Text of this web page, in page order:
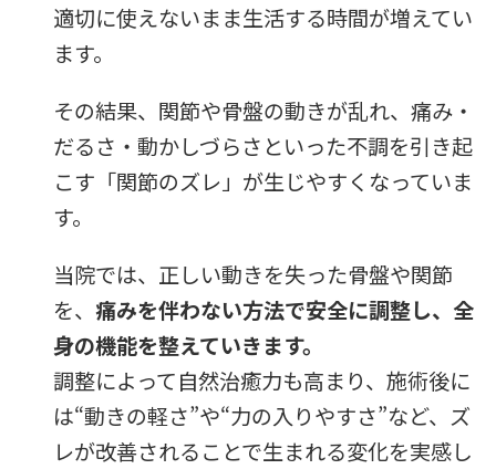
適切に使えないまま生活する時間が増えてい
ます。
その結果、関節や骨盤の動きが乱れ、痛み・
だるさ・動かしづらさといった不調を引き起
こす「関節のズレ」が生じやすくなっていま
す。
当院では、正しい動きを失った骨盤や関節
を、痛みを伴わない方法で安全に調整し、全
身の機能を整えていきます。
調整によって自然治癒力も高まり、施術後に
は“動きの軽さ”や“力の入りやすさ”など、ズ
レが改善されることで生まれる変化を実感し